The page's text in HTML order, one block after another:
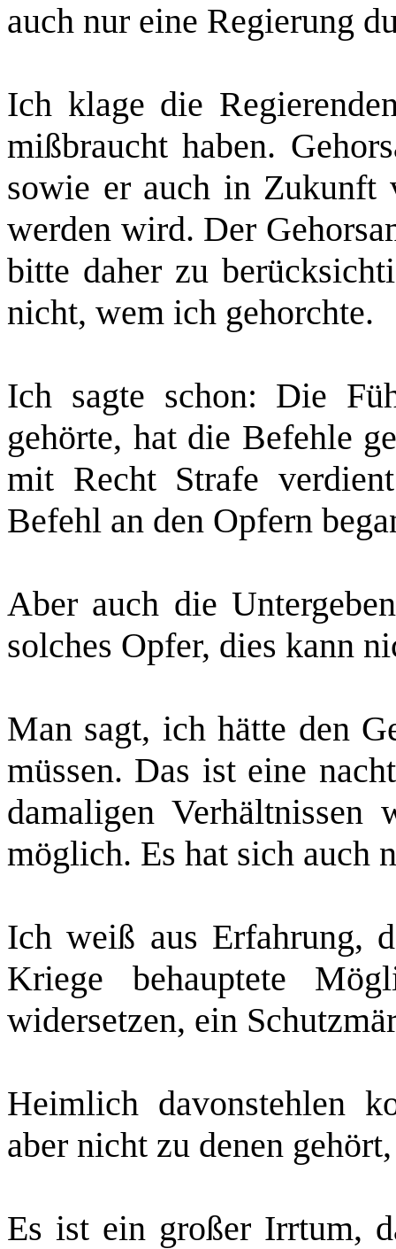
auch nur eine Regierung
Ich klage die
mißbraucht haben.
sowie er auch in Zukunft
werden wird. Der
bitte daher zu
nicht, wem ich gehorchte.
Ich sagte schon: Die
gehörte, hat die Befehle
mit Recht Strafe
Befehl an den Opfern
Aber auch die
solches Opfer, dies kann
Man sagt, ich hätte den
müssen. Das ist eine
damaligen
möglich. Es hat sich auch
Ich weiß aus Erfahrung,
Kriege behauptete
widersetzen, ein
Heimlich davonstehlen
aber nicht zu denen
Es ist ein großer Irrtum,